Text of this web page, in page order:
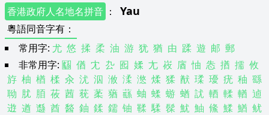
香港政府人名地名拼音 ： Yau
粵語同音字有 ：
常用字: 尤 悠 揉 柔 油 游 犹 猶 由 蹂 遊 邮 郵
非常用字: 㘥 偤 冘 厹 囮 媃 尢 峳 庮 怞 怣 揂 擩 攸
斿 柚 楢 楺 汆 沋 泅 浟 渘 滺 煣 猱 猷 瑈 瓇 疣 秞 繇
聈 肬 脜 莜 莤 莸 葇 蕕 蘨 蚰 蝚 蝣 蝤 訧 輏 輮 輶 逌
逰 遒 邎 酋 醔 鈾 鍒 鑐 铀 鞣 騥 髹 魷 鮋 鯈 鰇 鰌 鱿